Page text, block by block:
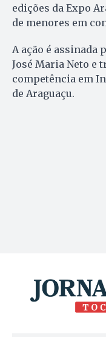
edições da Expo
de menores em
A ação é assinada
José Maria Neto e
competência em
de Araguaçu.